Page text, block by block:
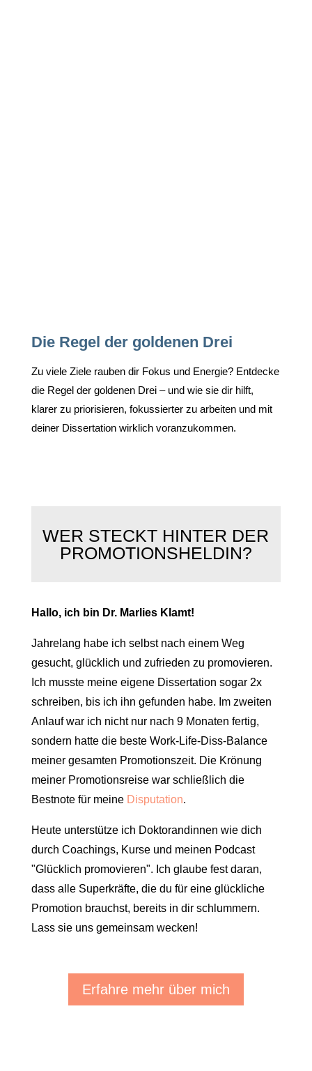
Die Regel der goldenen Drei
Zu viele Ziele rauben dir Fokus und Energie? Entdecke
die Regel der goldenen Drei – und wie sie dir hilft,
klarer zu priorisieren, fokussierter zu arbeiten und mit
deiner Dissertation wirklich voranzukommen.
WER STECKT HINTER DER
PROMOTIONSHELDIN?
Hallo, ich bin Dr. Marlies Klamt!
Jahrelang habe ich selbst nach einem Weg
gesucht, glücklich und zufrieden zu promovieren.
Ich musste meine eigene Dissertation sogar 2x
schreiben, bis ich ihn gefunden habe. Im zweiten
Anlauf war ich nicht nur nach 9 Monaten fertig,
sondern hatte die beste Work-Life-Diss-Balance
meiner gesamten Promotionszeit. Die Krönung
meiner Promotionsreise war schließlich die
Bestnote für meine Disputation.
Heute unterstütze ich Doktorandinnen wie dich
durch Coachings, Kurse und meinen Podcast
"Glücklich promovieren". Ich glaube fest daran,
dass alle Superkräfte, die du für eine glückliche
Promotion brauchst, bereits in dir schlummern.
Lass sie uns gemeinsam wecken!
Erfahre mehr über mich